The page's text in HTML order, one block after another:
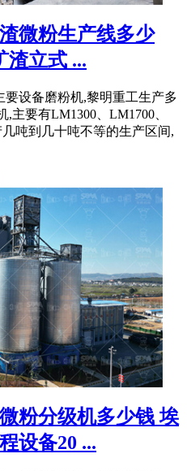
微粉生产线多少
渣立式 ...
设备磨粉机,黎明重工生产多
主要有LM1300、LM1700、
吨到几十吨不等的生产区间,
粉分级机多少钱 埃
设备20 ...